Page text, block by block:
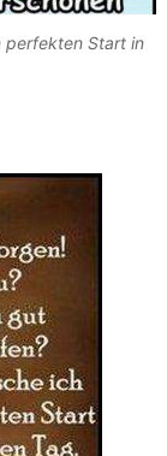
perfekten Start in